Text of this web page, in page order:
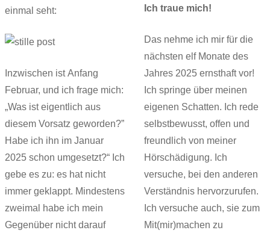
einmal seht:
Inzwischen ist Anfang
Februar, und ich frage mich:
„Was ist eigentlich aus
diesem Vorsatz geworden?”
Habe ich ihn im Januar
2025 schon umgesetzt?“ Ich
gebe es zu: es hat nicht
immer geklappt. Mindestens
zweimal habe ich mein
Gegenüber nicht darauf
Ich traue mich!
Das nehme ich mir für die
nächsten elf Monate des
Jahres 2025 ernsthaft vor!
Ich springe über meinen
eigenen Schatten. Ich rede
selbstbewusst, offen und
freundlich von meiner
Hörschädigung. Ich
versuche, bei den anderen
Verständnis hervorzurufen.
Ich versuche auch, sie zum
Mit(mir)machen zu